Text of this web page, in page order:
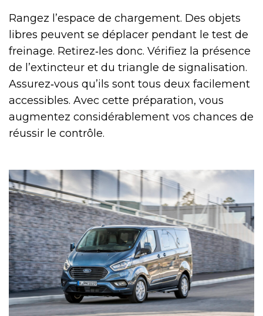
Rangez l’espace de chargement. Des objets
libres peuvent se déplacer pendant le test de
freinage. Retirez‑les donc. Vérifiez la présence
de l’extincteur et du triangle de signalisation.
Assurez‑vous qu’ils sont tous deux facilement
accessibles. Avec cette préparation, vous
augmentez considérablement vos chances de
réussir le contrôle.